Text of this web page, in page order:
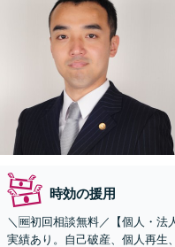
時効の援用
＼🆓初回相談無料／【個人・
実績あり。自己破産、個人再生